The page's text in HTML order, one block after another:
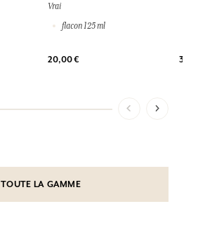
Vrai
flacon 125 ml
20,00 €
TOUTE LA GAMME